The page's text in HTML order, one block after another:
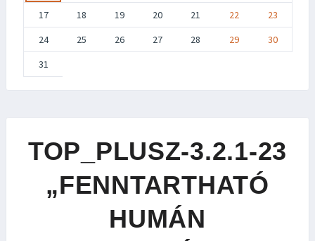
17
18 19 20 21 22
23
24
25 26 27 28 29
30
31
TOP_PLUSZ-3.2.1-23
„FENNTARTHATÓ
HUMÁN